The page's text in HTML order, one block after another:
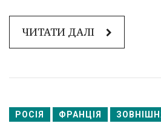
ЧИТАТИ ДАЛІ
РОСІЯ ФРАНЦІЯ